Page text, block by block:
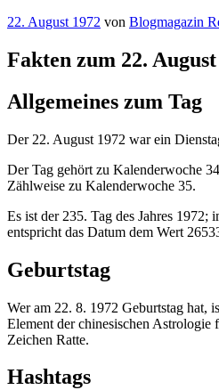
Veröffentlicht
22. August 1972 von Blogmagazin
Fakten zum 22. August
Allgemeines zum Tag
Der 22. August 1972 war ein
Der Tag gehört zu Kalenderwoche
Zählweise zu Kalenderwoche 35.
Es ist der 235. Tag des Jahres
entspricht das Datum dem Wert
Geburtstag
Wer am 22. 8. 1972 Geburtstag hat,
Element der chinesischen Astrologie
Zeichen Ratte.
Hashtags